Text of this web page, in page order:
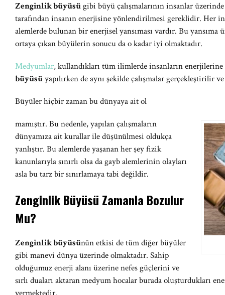
Zenginlik büyüsügibi büyü çalışmalarının insanlar
tarafından insanın enerjisine yönlendirilmesi gereklidir. Her
alemlerde bulunan bir enerjisel yansıması vardır. Bu
ortaya çıkan büyülerin sonucu da o kadar iyi olmaktadır.
Medyumlar, kullandıkları tüm ilimlerde insanların
büyüsüyapılırken de aynı şekilde çalışmalar gerçekleştirilir
Büyüler hiçbir zaman bu dünyaya ait ol
mamıştır. Bu nedenle, yapılan çalışmaların
dünyamıza ait kurallar ile düşünülmesi oldukça
yanlıştır. Bu alemlerde yaşanan her şey fizik
kanunlarıyla sınırlı olsa da gayb alemlerinin olayları
asla bu tarz bir sınırlamaya tabi değildir.
Zenginlik Büyüsü Zamanla Bozulur
Mu?
Zenginlik büyüsünün etkisi de tüm diğer büyüler
gibi manevi dünya üzerinde olmaktadır. Sahip
olduğumuz enerji alanı üzerine nefes güçlerini ve
sırlı duaları aktaran medyum hocalar burada oluşturdukları